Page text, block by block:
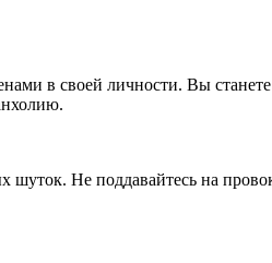
в своей личности. Вы
шуток. Не поддавайтесь на